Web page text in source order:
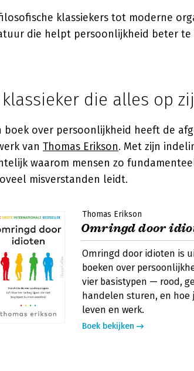
klassiekers tot moderne
die helpt persoonlijkheid beter
klassieker die alles op
boek over persoonlijkheid heeft de
van Thomas Erikson. Met zijn
waarom mensen zo
misverstanden leidt.
Thomas Erikson
Omringd door
Omringd door idioten is
boeken over
vier basistypen — rood,
handelen sturen, en hoe
leven en werk.
Boek bekijken